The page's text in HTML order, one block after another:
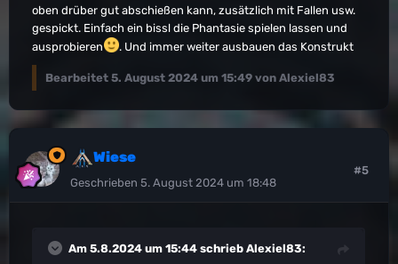
oben drüber gut abschießen kann, zusätzlich mit Fallen usw.
gespickt. Einfach ein bissl die Phantasie spielen lassen und
ausprobieren
. Und immer weiter ausbauen das Konstrukt
Bearbeitet 5. August 2024 um 15:49 von Alexiel83
Wiese
Geschrieben 5. August 2024 um 18:48
#5
Am 5.8.2024 um 15:44 schrieb Alexiel83: